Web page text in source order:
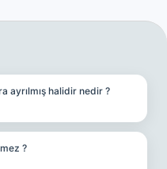
ayrılmış halidir nedir ?
?